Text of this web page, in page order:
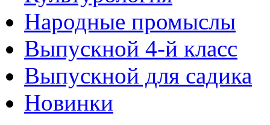
Народные промыслы
Выпускной 4-й класс
Выпускной для садика
Новинки